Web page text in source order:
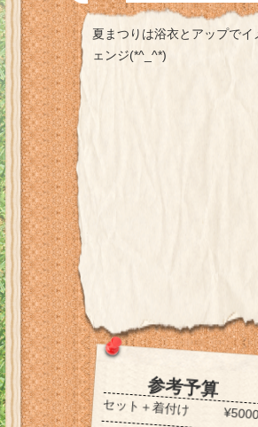
夏まつりは浴衣とアップでイ
ェンジ(*^_^*)
参考予算
セット＋着付け ¥5000